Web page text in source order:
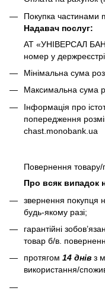
Покупка частинами
Надавач послуг:
АТ «УНІВЕРСАЛ
номер у
Мінімальна сума
Максимальна сума
Інформація про
попередження
chast.monobank.ua
Повернення товару/
Про всяк випадок
звернення покупця
будь-якому разі;
гарантійні
товар б/в.
протягом 14 днів з
використання/